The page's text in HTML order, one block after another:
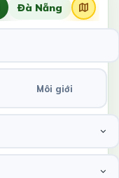
Đà Nẵng
Môi giới